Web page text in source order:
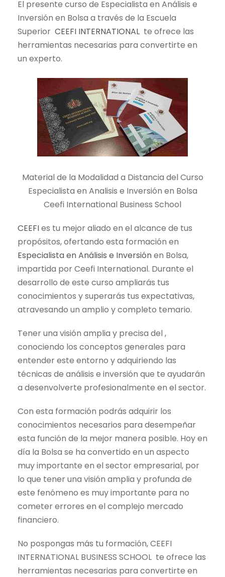
i
n
a
l
e
r
:
1
.
2
5
,
0
0
€
a
l
e
s
:
4
0
,
0
€
.
El presente curso de Especialista en Análisis e
Inversión en Bolsa a través de la Escuela
Superior CEEFI INTERNATIONAL te ofrece las
herramientas necesarias para convertirte en
un experto.
Material de la Modalidad a Distancia del Curso
Especialista en Analisis e Inversión en Bolsa
Ceefi International Business School
CEEFIes tu mejor aliado en el alcance de tus
propósitos, ofertando esta formación en
Especialista en Análisis e Inversiónen Bolsa,
impartida por Ceefi International. Durante el
desarrollo de este curso ampliarás tus
conocimientos y superarás tus expectativas,
atravesando un amplio y completo temario.
Tener una visión amplia y precisa del ,
conociendo los conceptos generales para
entender este entorno y adquiriendo las
técnicas de análisis e inversión que te ayudarán
a desenvolverte profesionalmente en el sector.
Con esta formación podrás adquirir los
conocimientos necesarios para desempeñar
esta función de la mejor manera posible. Hoy en
día la Bolsa se ha convertido en un aspecto
muy importante en el sector empresarial, por
lo que tener una visión amplia y profunda de
este fenómeno es muy importante para no
cometer errores en el complejo mercado
financiero.
No pospongas más tu formación, CEEFI
INTERNATIONAL BUSINESS SCHOOL te ofrece las
herramientas necesarias para convertirte en